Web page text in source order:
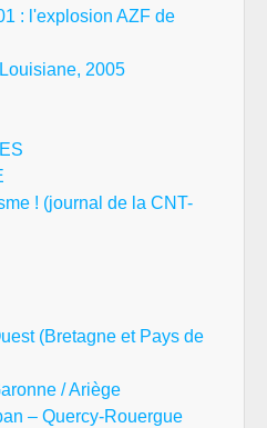
: l'explosion AZF de
2005
! (journal de la CNT-
(Bretagne et Pays de
/ Ariège
– Quercy-Rouergue